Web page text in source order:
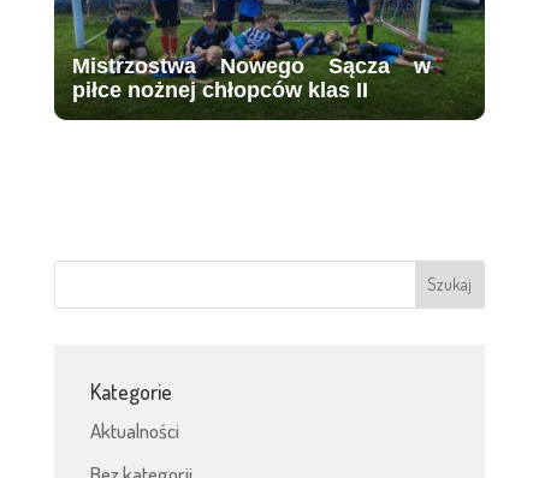
Mistrzostwa Nowego Sącza w
piłce nożnej chłopców klas II
Kategorie
Aktualności